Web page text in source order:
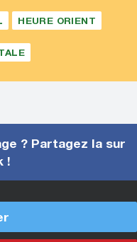
HEURE ORIENT
? Partagez la sur
!